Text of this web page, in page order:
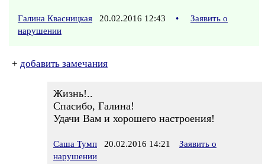
Галина Квасницкая 20.02.2016 12:43 •
Заявить о
нарушении
+ добавить замечания
Жизнь!..
Спасибо, Галина!
Удачи Вам и хорошего настроения!
Саша Тумп 20.02.2016 14:21
Заявить о
нарушении